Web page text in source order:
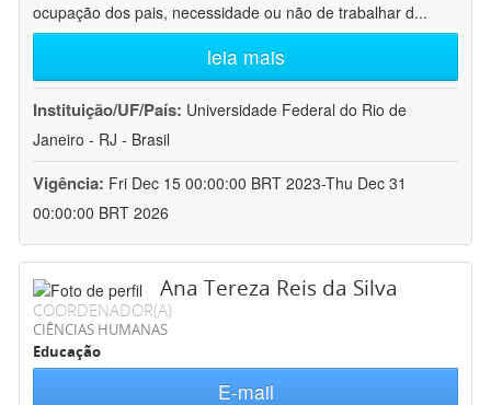
ocupação dos pais, necessidade ou não de trabalhar d...
leia mais
Instituição/UF/País: Universidade Federal do Rio de
Janeiro - RJ - Brasil
Vigência: Fri Dec 15 00:00:00 BRT 2023-Thu Dec 31
00:00:00 BRT 2026
Ana Tereza Reis da Silva
COORDENADOR(A)
CIÊNCIAS HUMANAS
Educação
E-mail